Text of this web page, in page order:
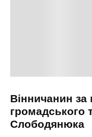
Вінничанин за
громадського
Слободянюка